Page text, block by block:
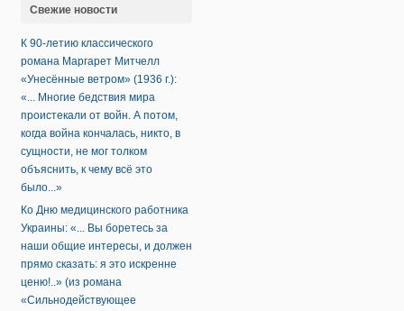
Свежие новости
К 90-летию классического
романа Маргарет Митчелл
«Унесённые ветром» (1936 г.):
«... Многие бедствия мира
проистекали от войн. А потом,
когда война кончалась, никто, в
сущности, не мог толком
объяснить, к чему всё это
было...»
Ко Дню медицинского работника
Украины: «... Вы боретесь за
наши общие интересы, и должен
прямо сказать: я это искренне
ценю!..» (из романа
«Сильнодействующее